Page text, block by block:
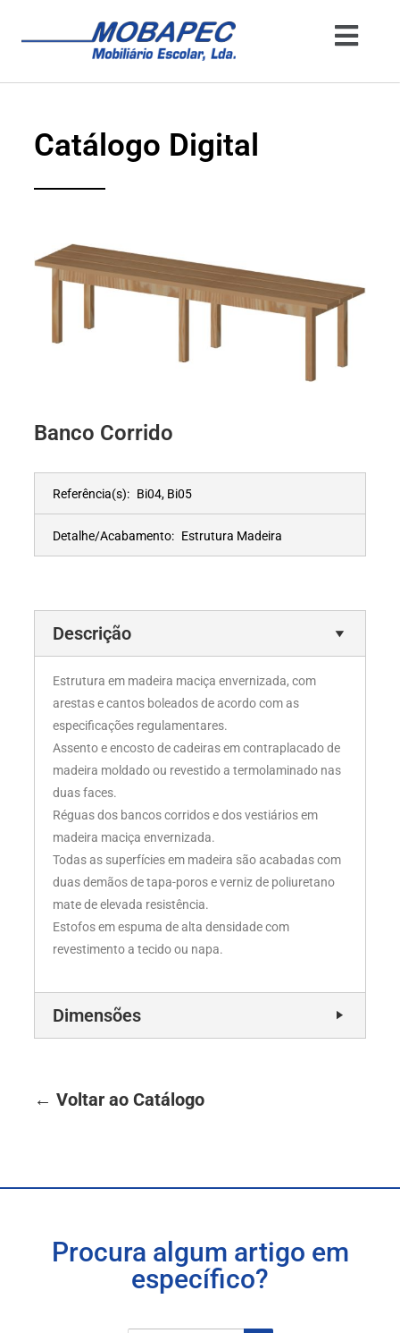
Catálogo Digital
Banco Corrido
Referência(s): Bi04, Bi05
Detalhe/Acabamento: Estrutura Madeira
Descrição
Estrutura em madeira maciça envernizada, com
arestas e cantos boleados de acordo com as
especificações regulamentares.
Assento e encosto de cadeiras em contraplacado de
madeira moldado ou revestido a termolaminado nas
duas faces.
Réguas dos bancos corridos e dos vestiários em
madeira maciça envernizada.
Todas as superfícies em madeira são acabadas com
duas demãos de tapa-poros e verniz de poliuretano
mate de elevada resistência.
Estofos em espuma de alta densidade com
revestimento a tecido ou napa.
Dimensões
← Voltar ao Catálogo
Procura algum artigo em
específico?